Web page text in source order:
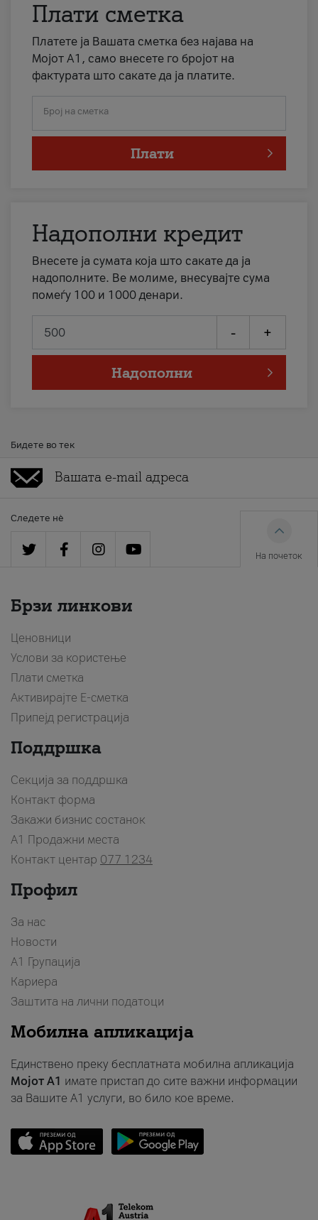
Плати сметка
Платете ја Вашата сметка без најава на
Мојот А1, само внесете го бројот на
фактурата што сакате да ја платите.
Број на сметка
Плати
Надополни кредит
Внесете ја сумата која што сакате да ја
надополните. Ве молиме, внесувајте сума
помеѓу 100 и 1000 денари.
- +
Надополни
Бидете во тек
Следете нè
На почеток
Брзи линкови
Ценовници
Услови за користење
Плати сметка
Активирајте Е-сметка
Припејд регистрација
Поддршка
Секција за поддршка
Контакт форма
Закажи бизнис состанок
A1 Продажни места
Контакт центар 077 1234
Профил
За нас
Новости
А1 Групација
Кариера
Заштита на лични податоци
Мобилна апликација
Единствено преку бесплатната мобилна апликација
Мојот A1 имате пристап до сите важни информации
за Вашите A1 услуги, во било кое време.